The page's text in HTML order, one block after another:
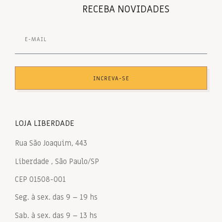
RECEBA NOVIDADES
INCREVA-SE
LOJA LIBERDADE
Rua São Joaquim, 443
Liberdade , São Paulo/SP
CEP 01508-001
Seg. à sex. das 9 – 19 hs
Sab. à sex. das 9 – 13 hs